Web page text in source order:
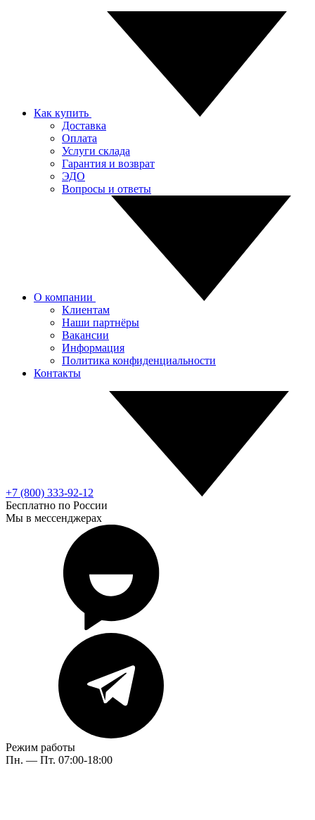
Как купить
Доставка
Оплата
Услуги склада
Гарантия и возврат
ЭДО
Вопросы и ответы
О компании
Клиентам
Наши партнёры
Вакансии
Информация
Политика конфиденциальности
Контакты
+7 (800) 333-92-12
Бесплатно по России
Мы в мессенджерах
Режим работы
Пн. — Пт. 07:00-18:00